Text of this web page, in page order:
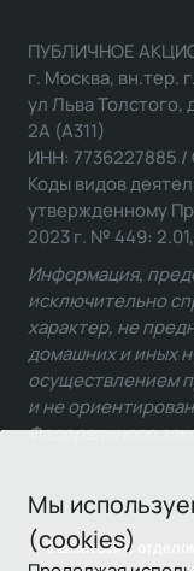
Мы
(cookies)
Связаться с
ПУБЛИЧНОЕ
г. Москва, вн.тер.
ул Льва Толстого,
2А (А311)
ИНН: 7736227885
Коды видов
утвержденному
2023 г. № 449: 2.01,
Информация,
исключительно
характер, не
домашних и иных
осуществлением
и не
Федерального